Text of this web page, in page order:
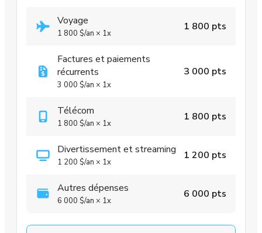
Voyage
1 800 $/an × 1x
1 800 pts
Factures et paiements
récurrents
3 000 $/an × 1x
3 000 pts
Télécom
1 800 $/an × 1x
1 800 pts
Divertissement et streaming
1 200 $/an × 1x
1 200 pts
Autres dépenses
6 000 $/an × 1x
6 000 pts